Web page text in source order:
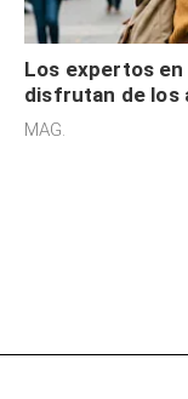
Los expertos
disfrutan de los
sensibilidad a
MAG.